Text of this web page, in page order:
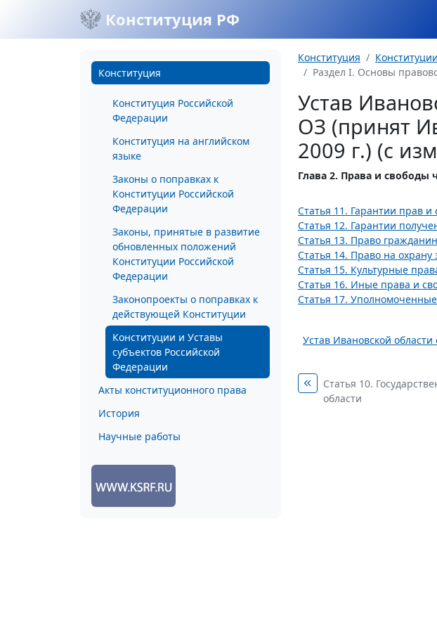
Конституция РФ
Конституция
Конституция Российской
Федерации
Конституция на английском
языке
Законы о поправках к
Конституции Российской
Федерации
Законы, принятые в развитие
обновленных положений
Конституции Российской
Федерации
Законопроекты о поправках к
действующей Конституции
Конституции и Уставы
субъектов Российской
Федерации
Акты конституционного права
История
Научные работы
Конституция
Раздел I. Основы
Устав
ОЗ (принят
2009 г.) (с
Глава 2. Права и свободы
Статья 11. Гарантии прав
Статья 12. Гарантии
Статья 13. Право
Статья 14. Право на охрану
Статья 15. Культурные
Статья 16. Иные права и
Статья 17.
Устав Ивановской
Статья 10.
области